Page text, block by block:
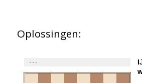
Oplossingen: